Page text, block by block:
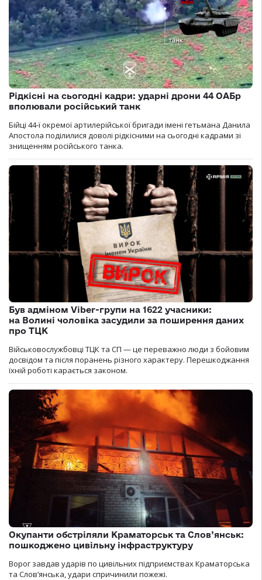
Рідкісні на сьогодні кадри: ударні дрони 44 ОАБр
вполювали російський танк
Бійці 44-ї окремої артилерійської бригади імені гетьмана Данила
Апостола поділилися доволі рідкісними на сьогодні кадрами зі
знищенням російського танка.
Був адміном Viber-групи на 1622 учасники:
на Волині чоловіка засудили за поширення даних
про ТЦК
Військовослужбовці ТЦК та СП — це переважно люди з бойовим
досвідом та після поранень різного характеру. Перешкоджання
їхній роботі карається законом.
Окупанти обстріляли Краматорськ та Слов’янськ:
пошкоджено цивільну інфраструктуру
Ворог завдав ударів по цивільних підприємствах Краматорська
та Слов’янська, удари спричинили пожежі.